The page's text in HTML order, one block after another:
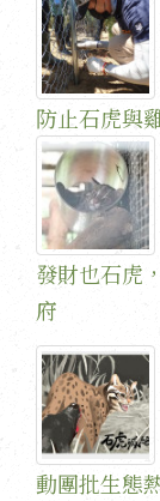
防止石虎與
發財也石虎
府
動團批生態